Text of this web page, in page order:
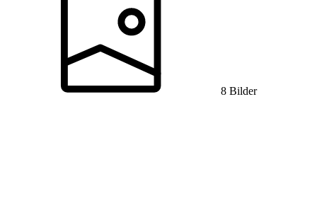
8 Bilder